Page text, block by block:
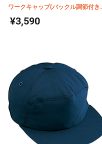
ワークキャップ(バックル調節付き)
JW4694
¥3,590